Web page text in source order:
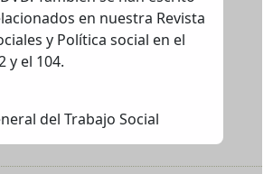
en nuestra Revista
y Política social en el
y el 104.
del Trabajo Social